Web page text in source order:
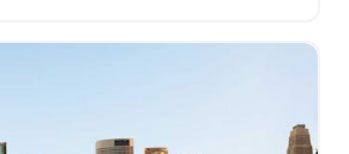
，您還有充足的時間進行充滿樂趣